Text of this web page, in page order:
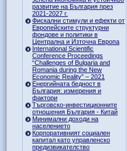
развитие на България през
2021-2027 г.
Фискални стимули и ефекти от
Европейските структурни
фондове и политики в
Централна и Източна Европа
International Scientific
Conference Proceedings
“Challenges of Bulgaria and
Romania during the New
Economic Reality” – 2021
Енергийната бедност в
България: измерения и
фактори
Търговско-инвестиционните
отношения България - Китай
Минимални доходи на
населението
Корпоративният социален
капитал като управленско
предизвикателство